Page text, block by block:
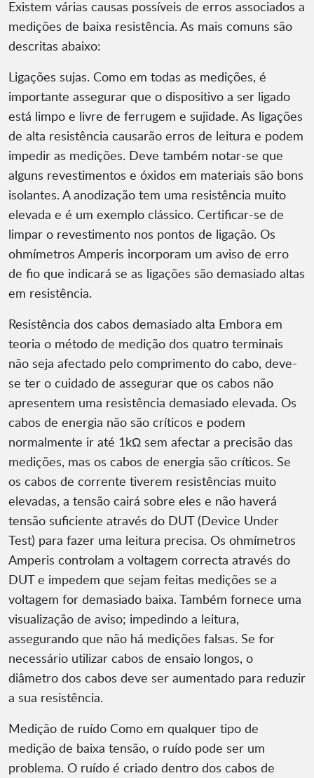
Existem várias causas possíveis de erros associados a
medições de baixa resistência. As mais comuns são
descritas abaixo:
Ligações sujas. Como em todas as medições, é
importante assegurar que o dispositivo a ser ligado
está limpo e livre de ferrugem e sujidade. As ligações
de alta resistência causarão erros de leitura e podem
impedir as medições. Deve também notar-se que
alguns revestimentos e óxidos em materiais são bons
isolantes. A anodização tem uma resistência muito
elevada e é um exemplo clássico. Certificar-se de
limpar o revestimento nos pontos de ligação. Os
ohmímetros Amperis incorporam um aviso de erro
de fio que indicará se as ligações são demasiado altas
em resistência.
Resistência dos cabos demasiado alta Embora em
teoria o método de medição dos quatro terminais
não seja afectado pelo comprimento do cabo, deve-
se ter o cuidado de assegurar que os cabos não
apresentem uma resistência demasiado elevada. Os
cabos de energia não são críticos e podem
normalmente ir até 1kΩ sem afectar a precisão das
medições, mas os cabos de energia são críticos. Se
os cabos de corrente tiverem resistências muito
elevadas, a tensão cairá sobre eles e não haverá
tensão suficiente através do DUT (Device Under
Test) para fazer uma leitura precisa. Os ohmímetros
Amperis controlam a voltagem correcta através do
DUT e impedem que sejam feitas medições se a
voltagem for demasiado baixa. Também fornece uma
visualização de aviso; impedindo a leitura,
assegurando que não há medições falsas. Se for
necessário utilizar cabos de ensaio longos, o
diâmetro dos cabos deve ser aumentado para reduzir
a sua resistência.
Medição de ruído Como em qualquer tipo de
medição de baixa tensão, o ruído pode ser um
problema. O ruído é criado dentro dos cabos de